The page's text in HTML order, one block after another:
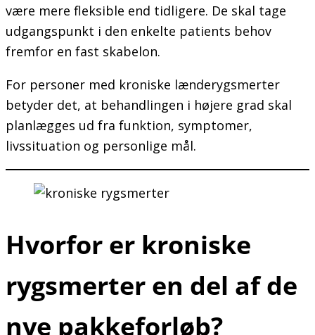
være mere fleksible end tidligere. De skal tage
udgangspunkt i den enkelte patients behov
fremfor en fast skabelon.
For personer med kroniske lænderygsmerter
betyder det, at behandlingen i højere grad skal
planlægges ud fra funktion, symptomer,
livssituation og personlige mål.
Hvorfor er kroniske
rygsmerter en del af de
nye pakkeforløb?